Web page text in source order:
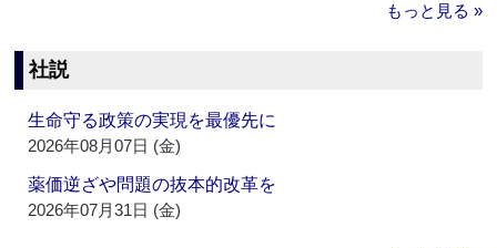
もっと見る »
社説
生命守る政策の実現を最優先に
2026年08月07日 (金)
薬価逆ざや問題の抜本的改革を
2026年07月31日 (金)